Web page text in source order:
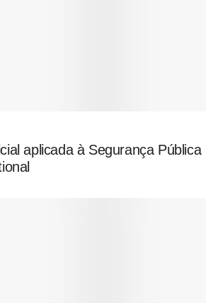
aplicada à Segurança Pública